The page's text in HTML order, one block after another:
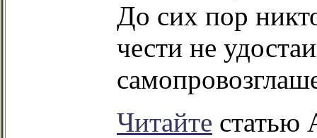
До сих пор
чести не
Читайте статью